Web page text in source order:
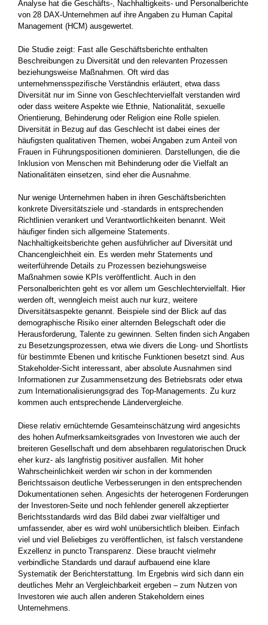
Analyse hat die Geschäfts-, Nachhaltigkeits- und Personalberichte
von 28 DAX-Unternehmen auf ihre Angaben zu Human Capital
Management (HCM) ausgewertet.
Die Studie zeigt: Fast alle Geschäftsberichte enthalten
Beschreibungen zu Diversität und den relevanten Prozessen
beziehungsweise Maßnahmen. Oft wird das
unternehmensspezifische Verständnis erläutert, etwa dass
Diversität nur im Sinne von Geschlechtervielfalt verstanden wird
oder dass weitere Aspekte wie Ethnie, Nationalität, sexuelle
Orientierung, Behinderung oder Religion eine Rolle spielen.
Diversität in Bezug auf das Geschlecht ist dabei eines der
häufigsten qualitativen Themen, wobei Angaben zum Anteil von
Frauen in Führungspositionen dominieren. Darstellungen, die die
Inklusion von Menschen mit Behinderung oder die Vielfalt an
Nationalitäten einsetzen, sind eher die Ausnahme.
Nur wenige Unternehmen haben in ihren Geschäftsberichten
konkrete Diversitätsziele und -standards in entsprechenden
Richtlinien verankert und Verantwortlichkeiten benannt. Weit
häufiger finden sich allgemeine Statements.
Nachhaltigkeitsberichte gehen ausführlicher auf Diversität und
Chancengleichheit ein. Es werden mehr Statements und
weiterführende Details zu Prozessen beziehungsweise
Maßnahmen sowie KPIs veröffentlicht. Auch in den
Personalberichten geht es vor allem um Geschlechtervielfalt. Hier
werden oft, wenngleich meist auch nur kurz, weitere
Diversitätsaspekte genannt. Beispiele sind der Blick auf das
demographische Risiko einer alternden Belegschaft oder die
Herausforderung, Talente zu gewinnen. Selten finden sich Angaben
zu Besetzungsprozessen, etwa wie divers die Long- und Shortlists
für bestimmte Ebenen und kritische Funktionen besetzt sind. Aus
Stakeholder-Sicht interessant, aber absolute Ausnahmen sind
Informationen zur Zusammensetzung des Betriebsrats oder etwa
zum Internationalisierungsgrad des Top-Managements. Zu kurz
kommen auch entsprechende Ländervergleiche.
Diese relativ ernüchternde Gesamteinschätzung wird angesichts
des hohen Aufmerksamkeitsgrades von Investoren wie auch der
breiteren Gesellschaft und dem absehbaren regulatorischen Druck
eher kurz- als langfristig positiver ausfallen. Mit hoher
Wahrscheinlichkeit werden wir schon in der kommenden
Berichtssaison deutliche Verbesserungen in den entsprechenden
Dokumentationen sehen. Angesichts der heterogenen Forderungen
der Investoren-Seite und noch fehlender generell akzeptierter
Berichtsstandards wird das Bild dabei zwar vielfältiger und
umfassender, aber es wird wohl unübersichtlich bleiben. Einfach
viel und viel Beliebiges zu veröffentlichen, ist falsch verstandene
Exzellenz in puncto Transparenz. Diese braucht vielmehr
verbindliche Standards und darauf aufbauend eine klare
Systematik der Berichterstattung. Im Ergebnis wird sich dann ein
deutliches Mehr an Vergleichbarkeit ergeben – zum Nutzen von
Investoren wie auch allen anderen Stakeholdern eines
Unternehmens.